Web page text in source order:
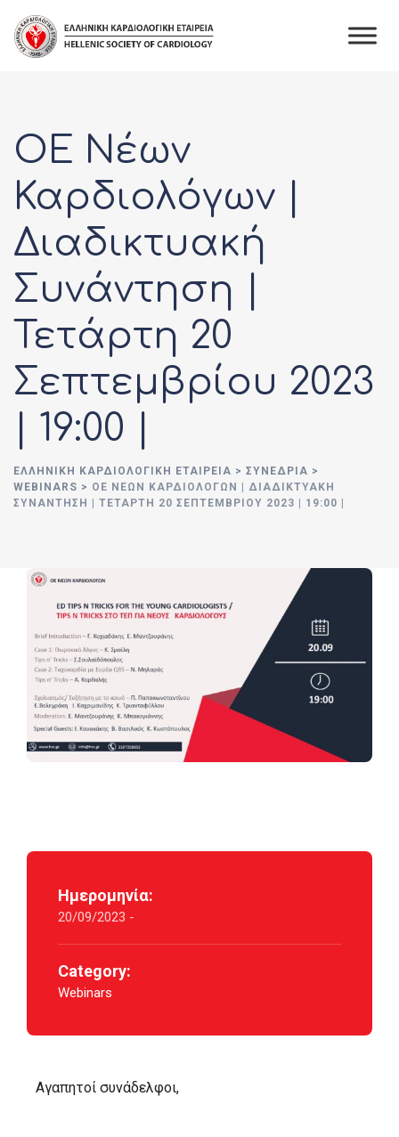
ΟΕ Νέων
Καρδιολόγων |
Διαδικτυακή
Συνάντηση |
Τετάρτη 20
Σεπτεμβρίου 2023
| 19:00 |
ΕΛΛΗΝΙΚΉ ΚΑΡΔΙΟΛΟΓΙΚΉ ΕΤΑΙΡΕΊΑ > ΣΥΝΈΔΡΙΑ >
WEBINARS > ΟΕ ΝΈΩΝ ΚΑΡΔΙΟΛΌΓΩΝ | ΔΙΑΔΙΚΤΥΑΚΉ
ΣΥΝΆΝΤΗΣΗ | ΤΕΤΆΡΤΗ 20 ΣΕΠΤΕΜΒΡΊΟΥ 2023 | 19:00 |
Ημερομηνία:
20/09/2023 -
Category:
Webinars
Αγαπητοί συνάδελφοι,